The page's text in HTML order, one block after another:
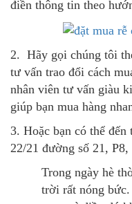
điền thông tin theo
2. Hãy gọi chúng tôi
tư vấn trao đổi cách
nhân viên tư vấn giàu
giúp bạn mua hàng
3. Hoặc bạn có thể
22/21 đường số 21,
Trong ngày hè
trời rất nóng bức.